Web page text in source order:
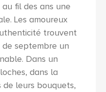
fil des ans une
Les amoureux
trouvent
de septembre un
Dans un
dans la
de leurs bouquets,